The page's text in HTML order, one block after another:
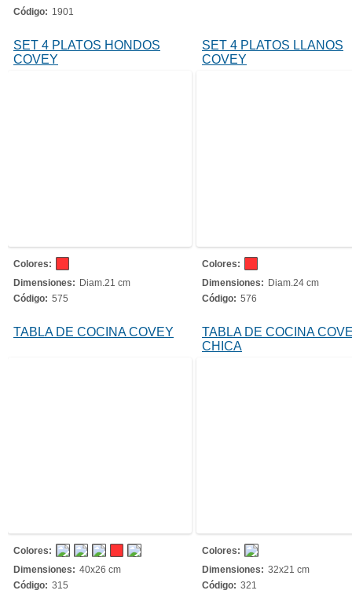
Código: 1901
SET 4 PLATOS HONDOS
COVEY
Colores:
Dimensiones: Diam.21 cm
Código: 575
SET 4 PLATOS LLANOS
COVEY
Colores:
Dimensiones: Diam.24 cm
Código: 576
TABLA DE COCINA COVEY
Colores:
Dimensiones: 40x26 cm
Código: 315
TABLA DE COCINA
CHICA
Colores:
Dimensiones: 32x21 cm
Código: 321